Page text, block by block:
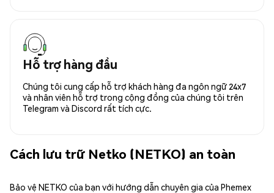
Hỗ trợ hàng đầu
Chúng tôi cung cấp hỗ trợ khách hàng đa ngôn ngữ 24x7
và nhân viên hỗ trợ trong cộng đồng của chúng tôi trên
Telegram và Discord rất tích cực.
Cách lưu trữ Netko (NETKO) an toàn
Bảo vệ NETKO của bạn với hướng dẫn chuyên gia của Phemex